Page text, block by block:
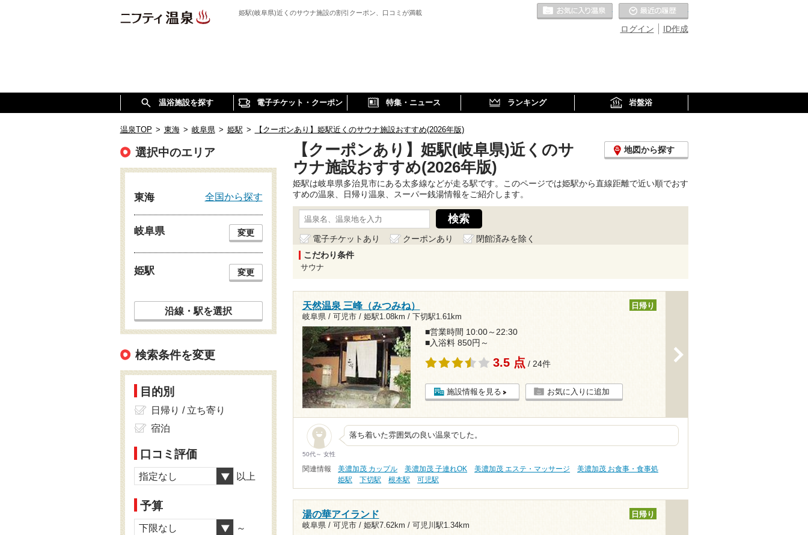
姫駅(岐阜県)近くのサウナ施設の割引クーポン、口コミが満載
ID作成
ログイン
お気に入りの温泉
温浴施設を探す 電子チケット・クーポン 特集・ニュース ランキング 岩盤浴
温泉TOP > 東海 > 岐阜県 > 姫駅 > 【クーポンあり】姫駅近くのサウナ施設おすすめ(2026年版)
【クーポンあり】姫駅(岐阜県)近くのサ
ウナ施設おすすめ(2026年版)
地図から探す
姫駅は岐阜県多治見市にある太多線などが走る駅です。このページでは姫駅から直線距離で近い順でおす
すめの温泉、日帰り温泉、スーパー銭湯情報をご紹介します。
電子チケットあり クーポンあり
閉館済みを除く
こだわり条件
サウナ
天然温泉 三峰（みつみね）
岐阜県 / 可児市 / 姫駅1.08km / 下切駅1.61km
日帰り
■営業時間 10:00～22:30
■入浴料 850円～
3.5 点 / 24件
施設情報を見る お気に入りに追加
50代～ 女性
落ち着いた雰囲気の良い温泉でした。
関連情報 美濃加茂 カップル 美濃加茂 子連れOK 美濃加茂 エステ・マッサージ
美濃加茂 お食事・食事処
姫駅
下切駅 根本駅 可児駅
湯の華アイランド
岐阜県 / 可児市 / 姫駅7.62km / 可児川駅1.34km
日帰り
選択中のエリア
東海 全国から探す
岐阜県 変更
姫駅 変更
沿線・駅を選択
検索条件を変更
目的別
日帰り / 立ち寄り
宿泊
口コミ評価
指定なし 以上
予算
下限なし ～